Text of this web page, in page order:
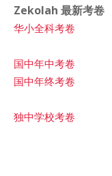
Zekolah 最新考卷
华小全科考卷
国中年中考卷
国中年终考卷
独中学校考卷